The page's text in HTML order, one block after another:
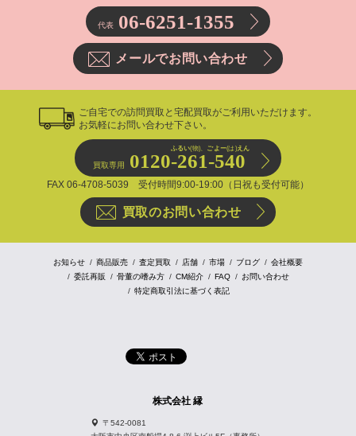
代表 06-6251-1355
メールでお問い合わせ
ご自宅での訪問買取と宅配買取がご利用いただけます。
お気軽にお問い合わせ下さい。
ふるい(物)、 ごよー(は)えん
買取専用 0120-261-540
FAX 06-4708-5039 受付時間9:00-19:00（日祝も受付可能）
買取のお問い合わせ
お知らせ 商品販売 査定買取 店舗 市場 ブログ
会社概要
委託再販
骨董の嗜み方 CM紹介 FAQ
お問い合わせ
特定商取引法に基づく表記
株式会社 縁
〒542-0081